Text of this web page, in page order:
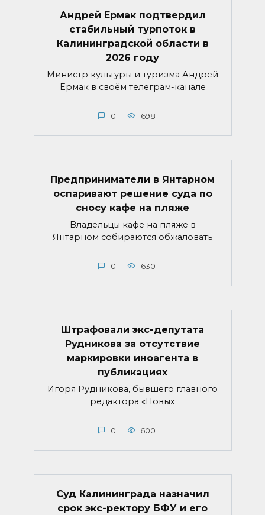
Андрей Ермак подтвердил
стабильный турпоток в
Калининградской области в
2026 году
Министр культуры и туризма Андрей
Ермак в своём телеграм-канале
0 698
Предприниматели в Янтарном
оспаривают решение суда по
сносу кафе на пляже
Владельцы кафе на пляже в
Янтарном собираются обжаловать
0 630
Штрафовали экс-депутата
Рудникова за отсутствие
маркировки иноагента в
публикациях
Игоря Рудникова, бывшего главного
редактора «Новых
0 600
Суд Калининграда назначил
срок экс-ректору БФУ и его